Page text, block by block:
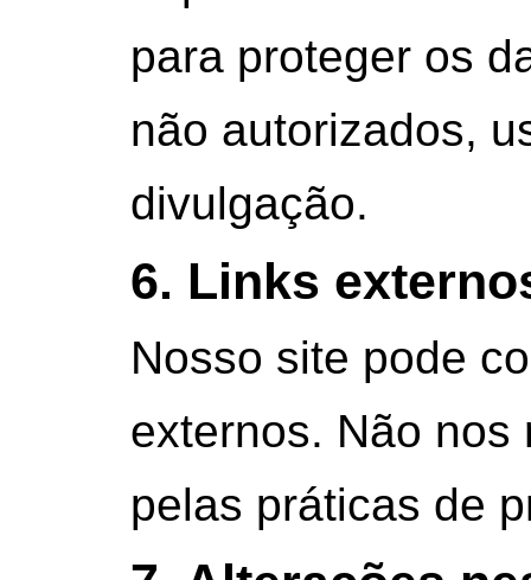
para proteger os
não autorizados,
divulgação.
6. Links
Nosso site pode
externos. Não nos
pelas práticas de